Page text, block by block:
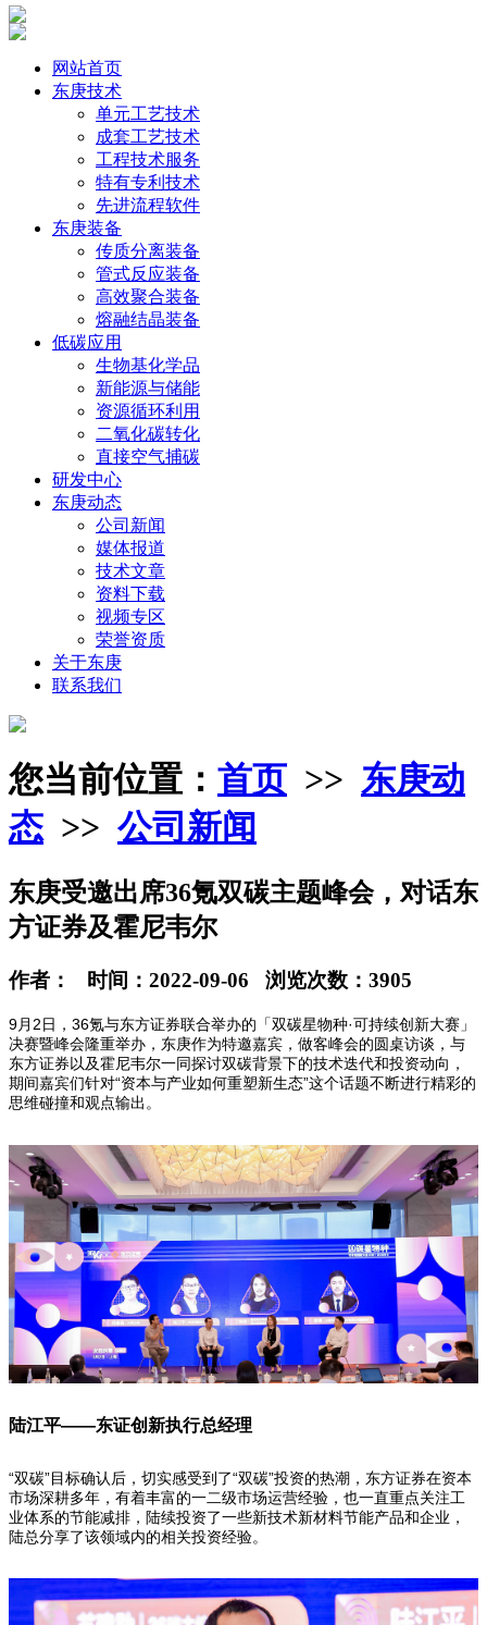
网站首页
东庚技术
单元工艺技术
成套工艺技术
工程技术服务
特有专利技术
先进流程软件
东庚装备
传质分离装备
管式反应装备
高效聚合装备
熔融结晶装备
低碳应用
生物基化学品
新能源与储能
资源循环利用
二氧化碳转化
直接空气捕碳
研发中心
东庚动态
公司新闻
媒体报道
技术文章
资料下载
视频专区
荣誉资质
关于东庚
联系我们
您当前位置： 首页 >> 东庚动
态 >> 公司新闻
东庚受邀出席36氪双碳主题峰会，对话东
方证券及霍尼韦尔
作者： 时间：2022-09-06 浏览次数：3905
9月2日，36氪与东方证券联合举办的「双碳星物种·可持续创新大赛」
决赛暨峰会隆重举办，东庚作为特邀嘉宾，做客峰会的圆桌访谈，与
东方证券以及霍尼韦尔一同探讨双碳背景下的技术迭代和投资动向，
期间嘉宾们针对“资本与产业如何重塑新生态”这个话题不断进行精彩的
思维碰撞和观点输出。
陆江平——东证创新执行总经理
“双碳”目标确认后，切实感受到了“双碳”投资的热潮，东方证券在资本
市场深耕多年，有着丰富的一二级市场运营经验，也一直重点关注工
业体系的节能减排，陆续投资了一些新技术新材料节能产品和企业，
陆总分享了该领域内的相关投资经验。